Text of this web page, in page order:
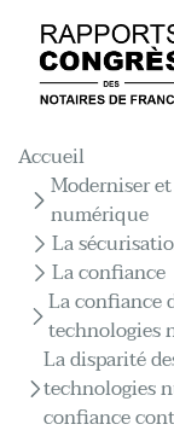
Fil d'Ariane
Accueil
Moderniser
numérique
La
La confiance
La confiance
technologies
La disparité
technologies
confiance